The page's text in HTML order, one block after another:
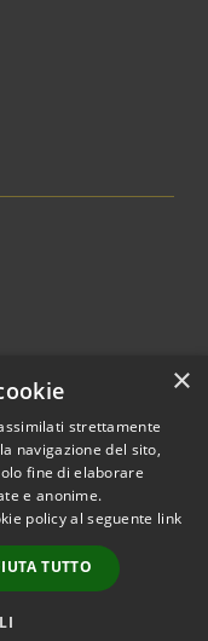
© 2026 • Comune di
Teodoro • Powered by
•
Accesso
redazione
×
strettamente
navigazione del sito,
fine di elaborare
e anonime.
policy al seguente link
TUTTO